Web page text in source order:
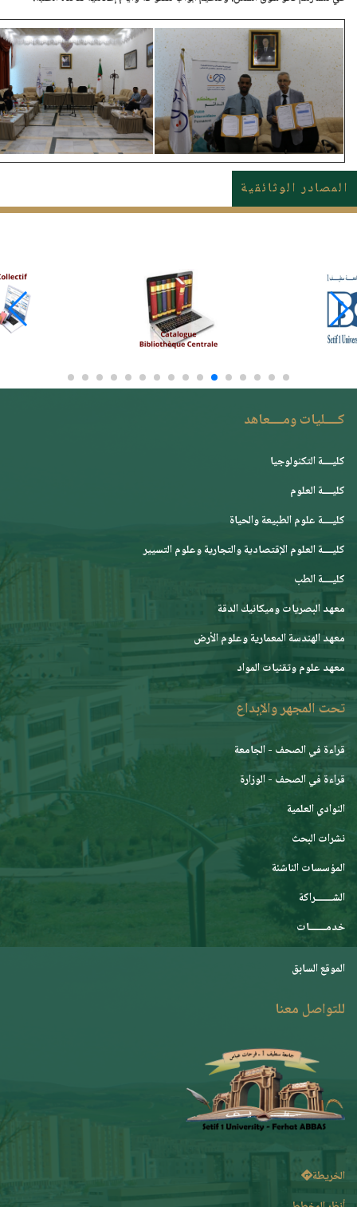
المصادر الوثائقية
كــــليات ومــــعاهد
كليــــة التكنولوجيا
كليــــة العلوم
كليــــة علوم الطبيعة والحياة
كليــــة العلوم الإقتصادية والتجارية وعلوم التسيير
كليــــة الطب
معهد البصريات وميكانيك الدقة
معهد الهندسة المعمارية وعلوم الأرض
معهد علوم وتقنيات المواد
تحت المجهر والإبداع
قراءة في الصحف - الجامعة
قراءة في الصحف - الوزارة
النوادي العلمية
نشرات البحث
المؤسسات الناشئة
الشـــــــراكة
خدمـــــــات
الموقع السابق
للتواصل معنا
الخريطة